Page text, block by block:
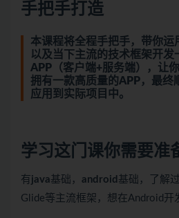
手把手打造
本课程将全程手把手，带你
以及当下主流的技术框架开发
APP（客户端+服务端），让
拥有一款高质量的APP，最终
应用到实际项目中。
学习这门课你需要准
有 java基础， android 基础，了解
Glide等主流框架，想在Android开